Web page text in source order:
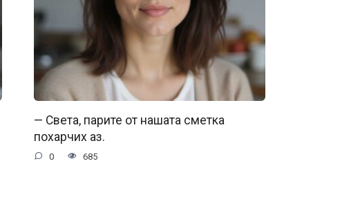
— Света, парите от нашата сметка
похарчих аз.
0 685